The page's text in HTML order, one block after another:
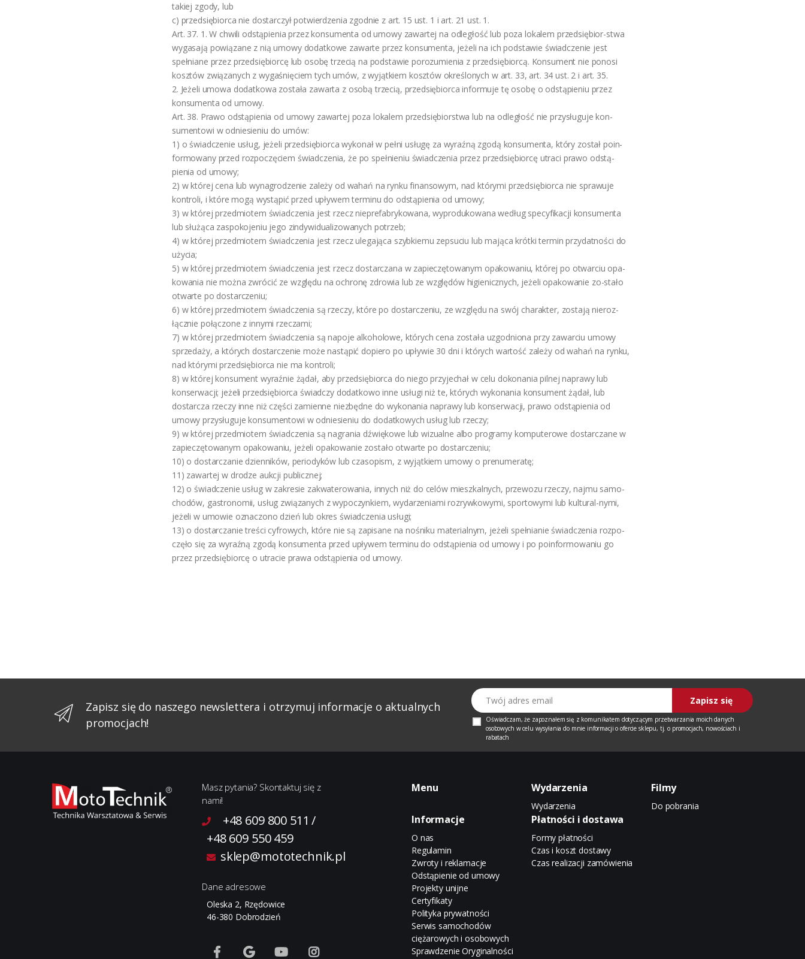
takiej zgody, lub
c) przedsiębiorca nie dostarczył potwierdzenia zgodnie z art. 15 ust. 1 i art. 21 ust. 1.
Art. 37. 1. W chwili odstąpienia przez konsumenta od umowy zawartej na odległość lub poza lokalem przedsiębior-stwa
wygasają powiązane z nią umowy dodatkowe zawarte przez konsumenta, jeżeli na ich podstawie świadczenie jest
spełniane przez przedsiębiorcę lub osobę trzecią na podstawie porozumienia z przedsiębiorcą. Konsument nie ponosi
kosztów związanych z wygaśnięciem tych umów, z wyjątkiem kosztów określonych w art. 33, art. 34 ust. 2 i art. 35.
2. Jeżeli umowa dodatkowa została zawarta z osobą trzecią, przedsiębiorca informuje tę osobę o odstąpieniu przez
konsumenta od umowy.
Art. 38. Prawo odstąpienia od umowy zawartej poza lokalem przedsiębiorstwa lub na odległość nie przysługuje kon-
sumentowi w odniesieniu do umów:
1) o świadczenie usług, jeżeli przedsiębiorca wykonał w pełni usługę za wyraźną zgodą konsumenta, który został poin-
formowany przed rozpoczęciem świadczenia, że po spełnieniu świadczenia przez przedsiębiorcę utraci prawo odstą-
pienia od umowy;
2) w której cena lub wynagrodzenie zależy od wahań na rynku finansowym, nad którymi przedsiębiorca nie sprawuje
kontroli, i które mogą wystąpić przed upływem terminu do odstąpienia od umowy;
3) w której przedmiotem świadczenia jest rzecz nieprefabrykowana, wyprodukowana według specyfikacji konsumenta
lub służąca zaspokojeniu jego zindywidualizowanych potrzeb;
4) w której przedmiotem świadczenia jest rzecz ulegająca szybkiemu zepsuciu lub mająca krótki termin przydatności do
użycia;
5) w której przedmiotem świadczenia jest rzecz dostarczana w zapieczętowanym opakowaniu, której po otwarciu opa-
kowania nie można zwrócić ze względu na ochronę zdrowia lub ze względów higienicznych, jeżeli opakowanie zo-stało
otwarte po dostarczeniu;
6) w której przedmiotem świadczenia są rzeczy, które po dostarczeniu, ze względu na swój charakter, zostają nieroz-
łącznie połączone z innymi rzeczami;
7) w której przedmiotem świadczenia są napoje alkoholowe, których cena została uzgodniona przy zawarciu umowy
sprzedaży, a których dostarczenie może nastąpić dopiero po upływie 30 dni i których wartość zależy od wahań na rynku,
nad którymi przedsiębiorca nie ma kontroli;
8) w której konsument wyraźnie żądał, aby przedsiębiorca do niego przyjechał w celu dokonania pilnej naprawy lub
konserwacji; jeżeli przedsiębiorca świadczy dodatkowo inne usługi niż te, których wykonania konsument żądał, lub
dostarcza rzeczy inne niż części zamienne niezbędne do wykonania naprawy lub konserwacji, prawo odstąpienia od
umowy przysługuje konsumentowi w odniesieniu do dodatkowych usług lub rzeczy;
9) w której przedmiotem świadczenia są nagrania dźwiękowe lub wizualne albo programy komputerowe dostarczane w
zapieczętowanym opakowaniu, jeżeli opakowanie zostało otwarte po dostarczeniu;
10) o dostarczanie dzienników, periodyków lub czasopism, z wyjątkiem umowy o prenumeratę;
11) zawartej w drodze aukcji publicznej;
12) o świadczenie usług w zakresie zakwaterowania, innych niż do celów mieszkalnych, przewozu rzeczy, najmu samo-
chodów, gastronomii, usług związanych z wypoczynkiem, wydarzeniami rozrywkowymi, sportowymi lub kultural-nymi,
jeżeli w umowie oznaczono dzień lub okres świadczenia usługi;
13) o dostarczanie treści cyfrowych, które nie są zapisane na nośniku materialnym, jeżeli spełnianie świadczenia rozpo-
częło się za wyraźną zgodą konsumenta przed upływem terminu do odstąpienia od umowy i po poinformowaniu go
przez przedsiębiorcę o utracie prawa odstąpienia od umowy.
Zapisz się do naszego newslettera i otrzymuj informacje o aktualnych
promocjach!
Twój adres email
Zapisz się
Oświadczam, że zapoznałem się z komunikatem dotyczącym przetwarzania moich danych
osobowych w celu wysyłania do mnie informacji o ofercie sklepu, tj. o promocjach, nowościach i
rabatach
Masz pytania? Skontaktuj się z
nami!
+48 609 800 511 /
+48 609 550 459
sklep@mototechnik.pl
Dane adresowe
Oleska 2, Rzędowice
46-380 Dobrodzień
Menu Wydarzenia
Wydarzenia
Filmy
Do pobrania
Informacje
O nas
Regulamin
Zwroty i reklamacje
Odstąpienie od umowy
Projekty unijne
Certyfikaty
Polityka prywatności
Serwis samochodów
ciężarowych i osobowych
Sprawdzenie Oryginalności
Płatności i dostawa
Formy płatności
Czas i koszt dostawy
Czas realizacji zamówienia